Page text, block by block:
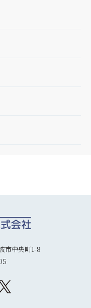
市中央町1-8